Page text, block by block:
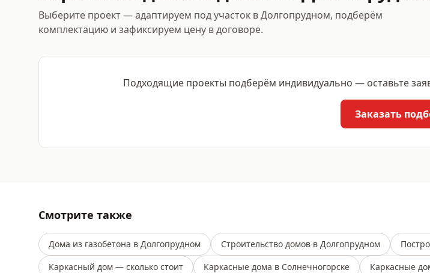
Выберите проект — адаптируем под участок в Долгопрудном, подберём
комплектацию и зафиксируем цену в договоре.
Подходящие проекты подберём индивидуально — оставьте
Заказать
Смотрите также
Дома из газобетона в Долгопрудном Строительство домов в Долгопрудном
Каркасный дом — сколько стоит
Каркасные дома в Солнечногорске Каркасные